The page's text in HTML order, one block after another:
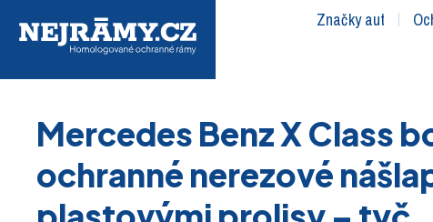
Značky aut
Mercedes Benz X Class
ochranné nerezové